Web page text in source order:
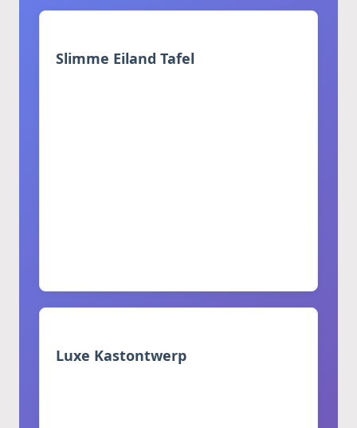
Slimme Eiland Tafel
Luxe Kastontwerp